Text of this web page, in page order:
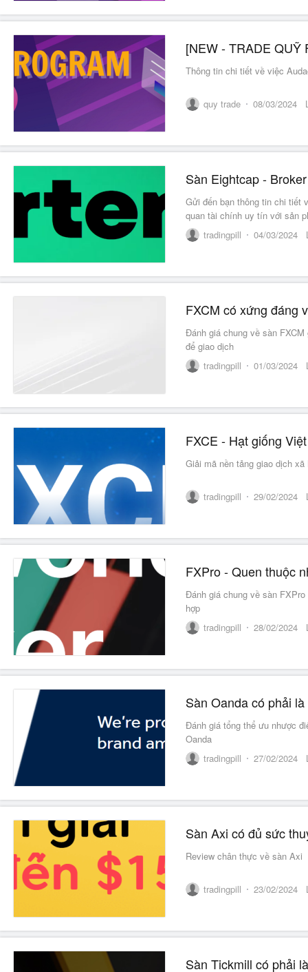
Thông tin chi tiết về việc
quy trade 08/03/2024
Sàn Eightcap -
Gửi đến bạn thông tin chi tiết
quan tài chính uy tín với sản
tradingpill
04/03/2024
FXCM có xứng đáng
Đánh giá chung về sàn
để giao dịch
tradingpill
01/03/2024
Giải mã nền tảng giao dịch
tradingpill 29/02/2024
FXPro - Quen thuộc
Đánh giá chung về sàn
hợp
tradingpill
28/02/2024
Sàn Oanda có phải
Đánh giá tổng thể ưu nhược
Oanda
tradingpill
27/02/2024
Sàn Axi có đủ sức
Review chân thực về sàn Axi
tradingpill 23/02/2024